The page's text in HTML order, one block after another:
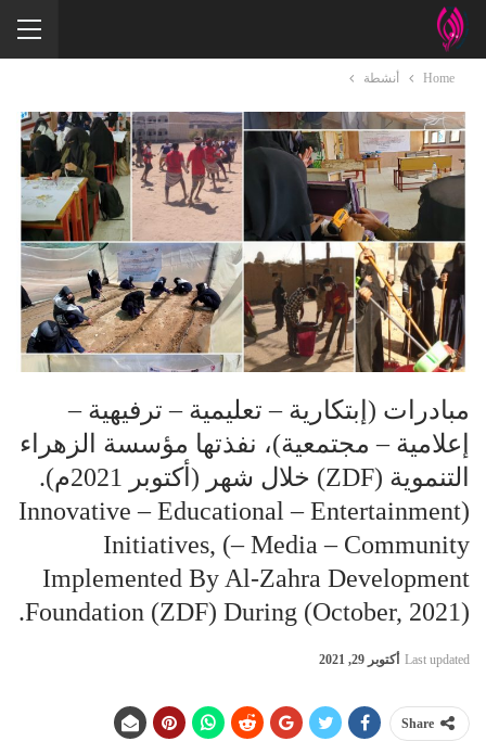
Home أنشطة
مبادرات (إبتكارية – تعليمية – ترفيهية –
إعلامية – مجتمعية)، نفذتها مؤسسة الزهراء
التنموية (ZDF) خلال شهر (أكتوبر 2021م).
(innovative – Educational – Entertainment
– Media – Community) Initiatives,
Implemented By Al-Zahra Development
Foundation (ZDF) During (October, 2021).
Last updated أكتوبر 29, 2021
Share